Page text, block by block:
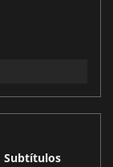
Subtítulos